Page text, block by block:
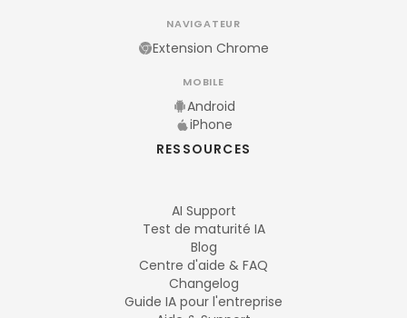
NAVIGATEUR
Extension Chrome
MOBILE
Android
iPhone
RESSOURCES
AI Support
Test de maturité IA
Blog
Centre d'aide & FAQ
Changelog
Guide IA pour l'entreprise